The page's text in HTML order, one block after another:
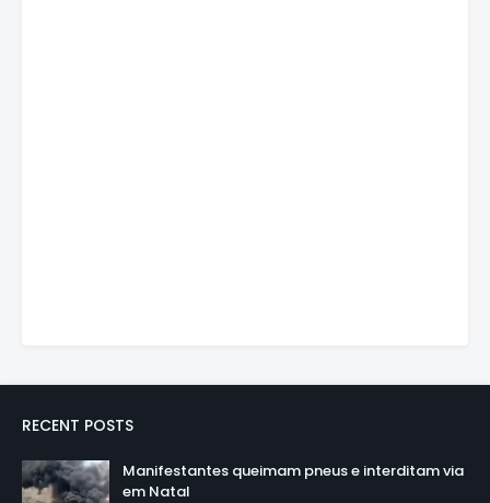
RECENT POSTS
Manifestantes queimam pneus e interditam via
em Natal